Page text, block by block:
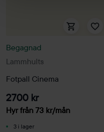
Lammhults
Begagnad
Fotpall Cinema
2700 kr
Hyr från 73 kr/mån
3 i lager